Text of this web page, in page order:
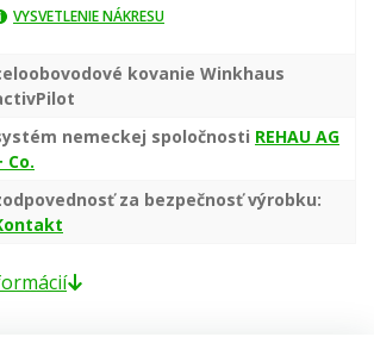
VYSVETLENIE NÁKRESU
kovanie Winkhaus
nemeckej spoločnosti REHAU AG
Co.
za bezpečnosť výrobku: